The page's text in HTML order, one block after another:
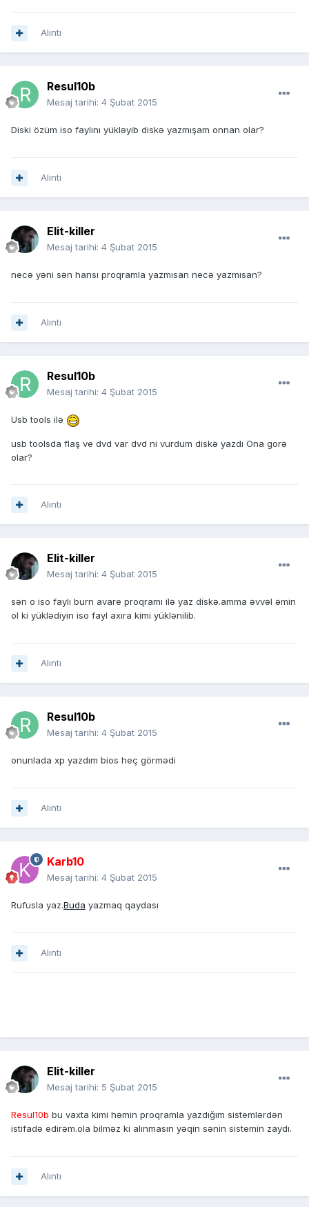
Alıntı
Resul10b
Mesaj tarihi: 4 Şubat 2015
Diski özüm iso faylını yükləyib diskə yazmışam onnan olar?
Alıntı
Elit-killer
Mesaj tarihi: 4 Şubat 2015
necə yəni sən hansı proqramla yazmısan necə yazmısan?
Alıntı
Resul10b
Mesaj tarihi: 4 Şubat 2015
Usb tools ilə
usb toolsda flaş ve dvd var dvd ni vurdum diskə yazdı Ona gorə
olar?
Alıntı
Elit-killer
Mesaj tarihi: 4 Şubat 2015
sən o iso faylı burn avare proqramı ilə yaz diskə.amma əvvəl əmin
ol ki yüklədiyin iso fayl axıra kimi yüklənilib.
Alıntı
Resul10b
Mesaj tarihi: 4 Şubat 2015
onunlada xp yazdım bios heç görmədi
Alıntı
Karb10
Mesaj tarihi: 4 Şubat 2015
Rufusla yaz.Buda yazmaq qaydası
Alıntı
Elit-killer
Mesaj tarihi: 5 Şubat 2015
Resul10b bu vaxta kimi həmin proqramla yazdığım sistemlərdən
istifadə edirəm.ola bilməz ki alınmasın yəqin sənin sistemin zaydı.
Alıntı